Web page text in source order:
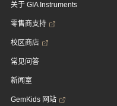
关于 GIA Instruments
零售商支持
校区商店
常见问答
新闻室
GemKids 网站